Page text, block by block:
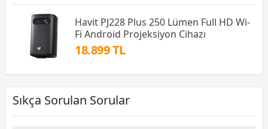
Havit PJ228 Plus 250 Lümen Full HD Wi-
Fi Android Projeksiyon Cihazı
18.899 TL
Sıkça Sorulan Sorular